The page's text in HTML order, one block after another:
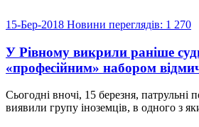
15-Бер-2018 Новини переглядів: 1 270
У Рівному викрили раніше
«професійним» набором
Сьогодні вночі, 15 березня, патрульні
виявили групу іноземців, в одного з